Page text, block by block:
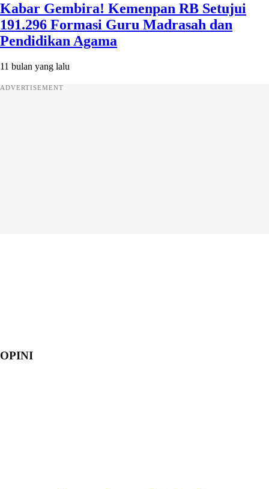
Kabar Gembira! Kemenpan RB Setujui
191.296 Formasi Guru Madrasah dan
Pendidikan Agama
11 bulan yang lalu
ADVERTISEMENT
OPINI